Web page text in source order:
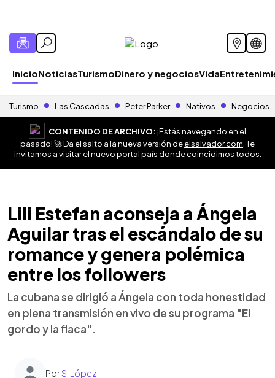
InicioNoticiasTurismoDinero y negociosVida
Turismo Las Cascadas Peter Parker Nativos Negocios
CONTENIDO DE ARCHIVO:¡Estás navegando en el
pasado! 🚀 Da el salto a la nueva versión deelsalvador.com . Te
invitamos a visitar el nuevo portal país donde coincidimos todos.
Lili Estefan aconseja a Ángela
Aguilar tras el escándalo de su
romance y genera polémica
entre los followers
La cubana se dirigió a Ángela con toda honestidad
en plena transmisión en vivo de su programa "El
gordo y la flaca".
PorS. López